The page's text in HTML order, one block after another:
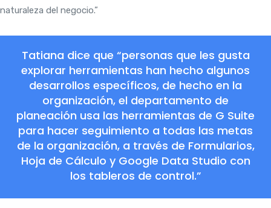
naturaleza del negocio.”
Tatiana dice que “personas que les gusta
explorar herramientas han hecho algunos
desarrollos específicos, de hecho en la
organización, el departamento de
planeación usa las herramientas de G Suite
para hacer seguimiento a todas las metas
de la organización, a través de Formularios,
Hoja de Cálculo y Google Data Studio con
los tableros de control.”